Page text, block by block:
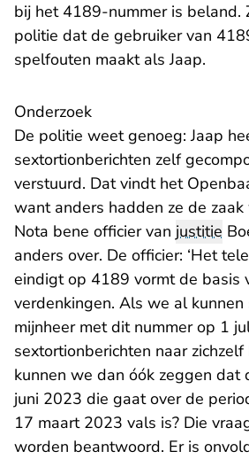
bij het 4189-nummer is beland.
politie dat de gebruiker van
spelfouten maakt als Jaap.
Onderzoek
De politie weet genoeg: Jaap
sextortionberichten zelf
verstuurd. Dat vindt het
want anders hadden ze de
Nota bene officier van justitie
anders over. De officier: ‘Het
eindigt op 4189 vormt de basis
verdenkingen. Als we al
mijnheer met dit nummer op 1
sextortionberichten naar
kunnen we dan óók zeggen dat
juni 2023 die gaat over de
17 maart 2023 vals is? Die
worden beantwoord. Er is